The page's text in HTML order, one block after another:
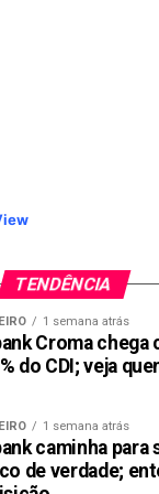
TENDÊNCIA
1 semana atrás
Croma chega
do CDI; veja
1 semana atrás
caminha para
de verdade;